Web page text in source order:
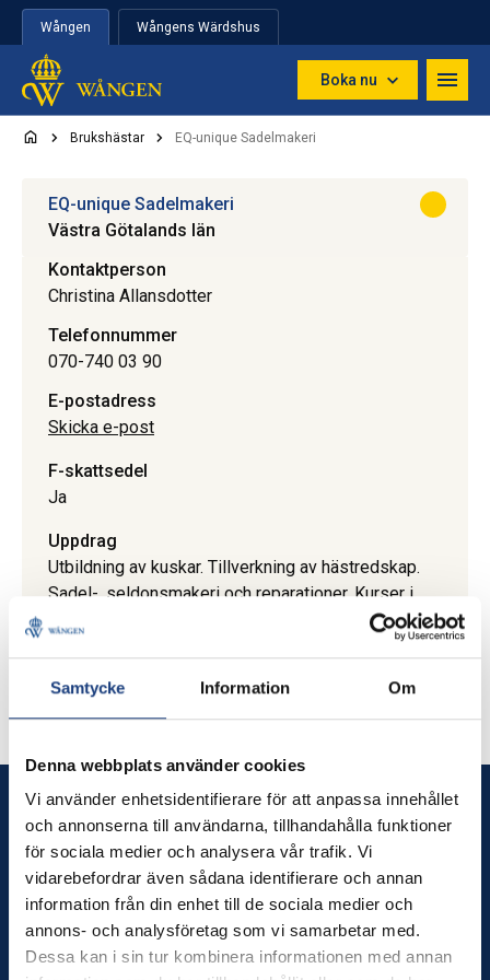
Samtycke Information Om
Denna webbplats använder cookies
Vi använder enhetsidentifierare för att anpassa innehållet
och annonserna till användarna, tillhandahålla funktioner
för sociala medier och analysera vår trafik. Vi
vidarebefordrar även sådana identifierare och annan
information från din enhet till de sociala medier och
annons- och analysföretag som vi samarbetar med.
Dessa kan i sin tur kombinera informationen med annan
Hoppa till innehåll
Wången Wångens Wärdshus
Boka nu
Brukshästar EQ-unique Sadelmakeri
EQ-unique Sadelmakeri
Västra Götalands län
Kontaktperson
Christina Allansdotter
Telefonnummer
070-740 03 90
E-postadress
Skicka e-post
F-skattsedel
Ja
Uppdrag
Utbildning av kuskar. Tillverkning av hästredskap.
Sadel-, seldonsmakeri och reparationer. Kurser i
Uppdrag
Västra Götalands län
Wången
Wången utbildar dig som älskar hästar – och erbjuder
hästnära upplevelser för alla.
Tel. växel: 0640-174 00
Månd–torsd. kl. 8–16, fred kl. 8–12